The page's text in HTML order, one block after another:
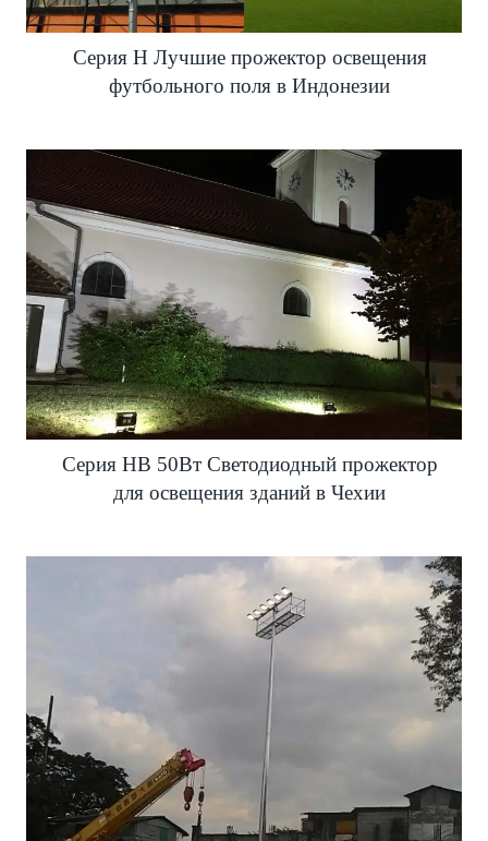
Серия H Лучшие прожектор освещения
футбольного поля в Индонезии
Серия HB 50Вт Светодиодный прожектор
для освещения зданий в Чехии